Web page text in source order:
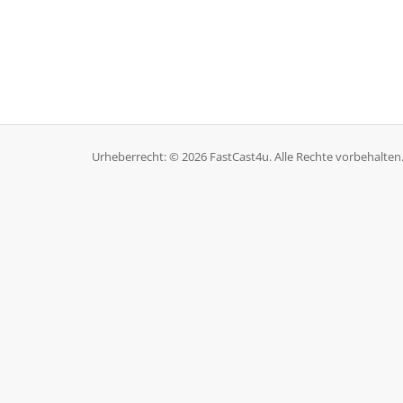
Urheberrecht: © 2026 FastCast4u. Alle Rechte vorbehalten.